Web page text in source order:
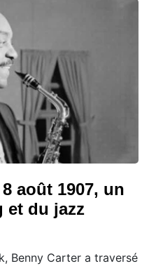
août 1907, un
et du jazz
Benny Carter a traversé